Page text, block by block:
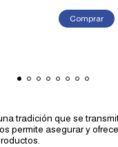
Comprar
tradición que se
permite asegurar y